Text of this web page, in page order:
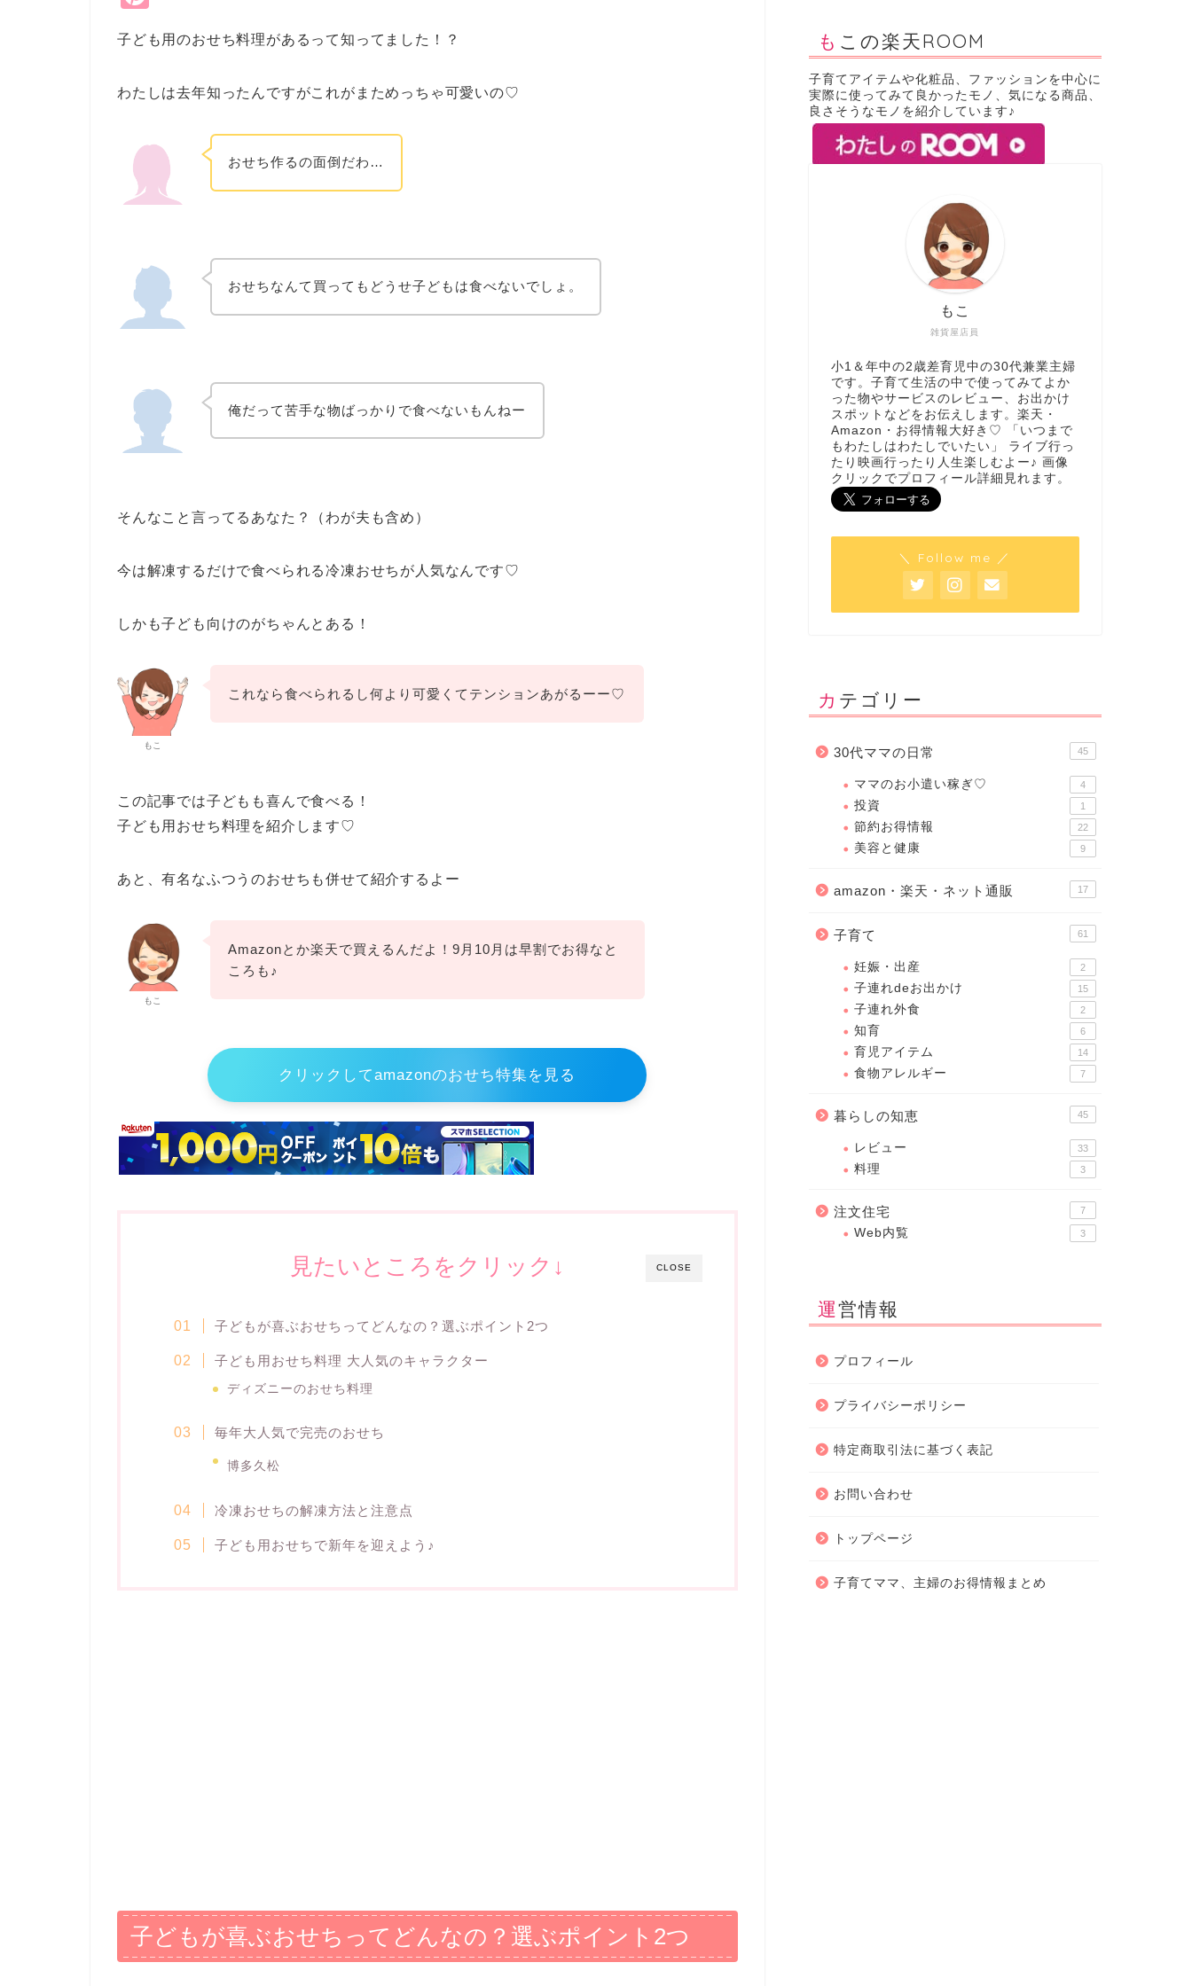
er
e
st
子ども用のおせち料理があるって知ってました！？
わたしは去年知ったんですがこれがまためっちゃ可愛いの♡
おせち作るの面倒だわ…
おせちなんて買ってもどうせ子どもは食べないでしょ。
俺だって苦手な物ばっかりで食べないもんねー
そんなこと言ってるあなた？（わが夫も含め）
今は解凍するだけで食べられる冷凍おせちが人気なんです♡
しかも子ども向けのがちゃんとある！
もこ
これなら食べられるし何より可愛くてテンションあがるーー♡
この記事では子どもも喜んで食べる！
子ども用おせち料理を紹介します♡
あと、有名なふつうのおせちも併せて紹介するよー
もこ
Amazonとか楽天で買えるんだよ！9月10月は早割でお得なと
ころも♪
クリックしてamazonのおせち特集を見る
CLOSE
見たいところをクリック↓
子どもが喜ぶおせちってどんなの？選ぶポイント2つ
子ども用おせち料理 大人気のキャラクター
ディズニーのおせち料理
毎年大人気で完売のおせち
博多久松
冷凍おせちの解凍方法と注意点
子ども用おせちで新年を迎えよう♪
子どもが喜ぶおせちってどんなの？選ぶポイント2つ
もこの楽天ROOM
子育てアイテムや化粧品、ファッションを中心に
実際に使ってみて良かったモノ、気になる商品、
良さそうなモノを紹介しています♪
雑貨屋店員
もこ
小1＆年中の2歳差育児中の30代兼業主婦
です。子育て生活の中で使ってみてよか
った物やサービスのレビュー、お出かけ
スポットなどをお伝えします。楽天・
Amazon・お得情報大好き♡ 「いつまで
もわたしはわたしでいたい」 ライブ行っ
たり映画行ったり人生楽しむよー♪ 画像
クリックでプロフィール詳細見れます。
＼ Follow me ／
カテゴリー
30代ママの日常 45
ママのお小遣い稼ぎ♡ 4
投資 1
節約お得情報 22
美容と健康 9
amazon・楽天・ネット通販 17
子育て 61
妊娠・出産 2
子連れdeお出かけ 15
子連れ外食 2
知育 6
育児アイテム 14
食物アレルギー 7
暮らしの知恵 45
レビュー 33
料理 3
注文住宅 7
Web内覧 3
運営情報
プロフィール
プライバシーポリシー
特定商取引法に基づく表記
お問い合わせ
トップページ
子育てママ、主婦のお得情報まとめ